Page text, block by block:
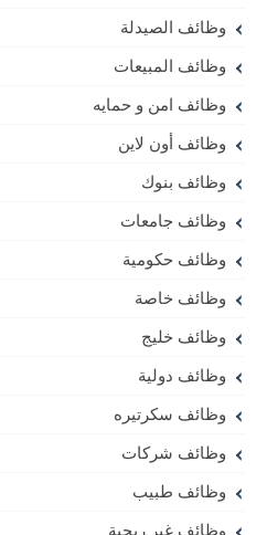
وظائف الصيدلة
وظائف المبيعات
وظائف امن و حمايه
وظائف أون لاين
وظائف بنوك
وظائف جامعات
وظائف حكومية
وظائف خاصة
وظائف خليج
وظائف دولية
وظائف سكرتيره
وظائف شركات
وظائف طبيب
وظائف غير ربحية